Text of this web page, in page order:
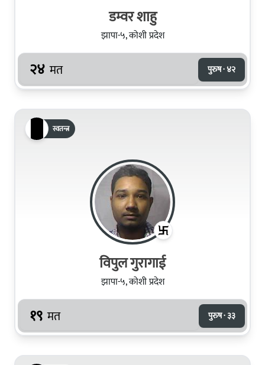
डम्वर शाहु
झापा-५, कोशी प्रदेश
२४ मत पुरुष · ४२
स्वतन्त्र
विपुल गुरागाई
झापा-५, कोशी प्रदेश
१९ मत पुरुष · ३३